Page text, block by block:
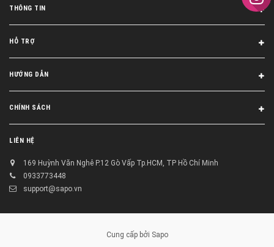
THÔNG TIN
HỖ TRỢ
HƯỚNG DẪN
CHÍNH SÁCH
LIÊN HỆ
169 Huỳnh Văn Nghê P.12 Gò Vấp Tp.HCM, TP Hồ Chí Minh
0933773448
support@sapo.vn
Cung cấp bởi Sapo